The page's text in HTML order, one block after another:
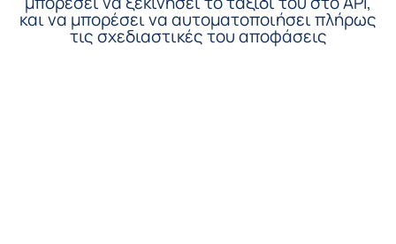
και να μπορέσει να αυτοματοποιήσει πλήρως
τις σχεδιαστικές του αποφάσεις